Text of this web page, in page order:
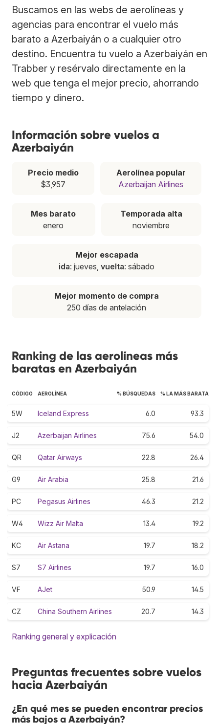
Buscamos en las webs de aerolíneas y
agencias para encontrar el vuelo más
barato a Azerbaiyán o a cualquier otro
destino. Encuentra tu vuelo a Azerbaiyán en
Trabber y resérvalo directamente en la
web que tenga el mejor precio, ahorrando
tiempo y dinero.
Información sobre vuelos a
Azerbaiyán
Precio medio
$3,957
Aerolínea popular
Azerbaijan Airlines
Mes barato
enero
Temporada alta
noviembre
Mejor escapada
ida: jueves, vuelta: sábado
Mejor momento de compra
250 días de antelación
Ranking de las aerolíneas más
baratas en Azerbaiyán
CÓDIGO AEROLÍNEA % BÚSQUEDAS % LA MÁS BARATA
5W Iceland Express 6.0 93.3
J2 Azerbaijan Airlines 75.6 54.0
QR Qatar Airways 22.8 26.4
G9 Air Arabia 25.8 21.6
PC Pegasus Airlines 46.3 21.2
W4 Wizz Air Malta 13.4 19.2
KC Air Astana 19.7 18.2
S7 S7 Airlines 19.7 16.0
VF AJet 50.9 14.5
CZ China Southern Airlines 20.7 14.3
Ranking general y explicación
Preguntas frecuentes sobre vuelos
hacia Azerbaiyán
¿En qué mes se pueden encontrar precios
más bajos a Azerbaiyán?